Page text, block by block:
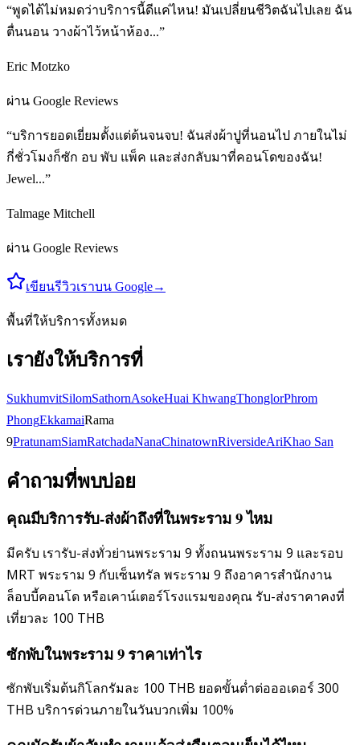
“พูดได้ไม่หมดว่าบริการนี้ดีแค่ไหน! มันเปลี่ยนชีวิตฉันไปเลย ฉัน
ตื่นนอน วางผ้าไว้หน้าห้อง...”
Eric Motzko
ผ่าน Google Reviews
“บริการยอดเยี่ยมตั้งแต่ต้นจนจบ! ฉันส่งผ้าปูที่นอนไป ภายในไม่
กี่ชั่วโมงก็ซัก อบ พับ แพ็ค และส่งกลับมาที่คอนโดของฉัน!
Jewel...”
Talmage Mitchell
ผ่าน Google Reviews
เขียนรีวิวเราบน Google→
พื้นที่ให้บริการทั้งหมด
เรายังให้บริการที่
SukhumvitSilomSathornAsokeHuai KhwangThonglorPhrom
PhongEkkamaiRama
9PratunamSiamRatchadaNanaChinatownRiversideAriKhao San
คำถามที่พบบ่อย
คุณมีบริการรับ-ส่งผ้าถึงที่ในพระราม 9 ไหม
มีครับ เรารับ-ส่งทั่วย่านพระราม 9 ทั้งถนนพระราม 9 และรอบ
MRT พระราม 9 กับเซ็นทรัล พระราม 9 ถึงอาคารสำนักงาน
ล็อบบี้คอนโด หรือเคาน์เตอร์โรงแรมของคุณ รับ-ส่งราคาคงที่
เที่ยวละ 100 THB
ซักพับในพระราม 9 ราคาเท่าไร
ซักพับเริ่มต้นกิโลกรัมละ 100 THB ยอดขั้นต่ำต่อออเดอร์ 300
THB บริการด่วนภายในวันบวกเพิ่ม 100%